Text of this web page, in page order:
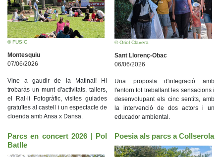
© FUSIC
Montesquiu
07/06/2026
Vine a gaudir de la Matinal! Hi
trobaràs un munt d'activitats, tallers,
el Ral·li Fotogràfic, visites guiades
gratuïtes al castell i un espectacle de
cloenda amb Ansa x Dansa.
© Oriol Clavera
Sant Llorenç-Obac
06/06/2026
Una proposta d'integració amb
l'entorn tot treballant les sensacions i
desenvolupant els cinc sentits, amb
la intervenció de dos actors i un
educador ambiental.
Parcs en concert 2026 | Pol
Batlle
Poesia als parcs a Collserola